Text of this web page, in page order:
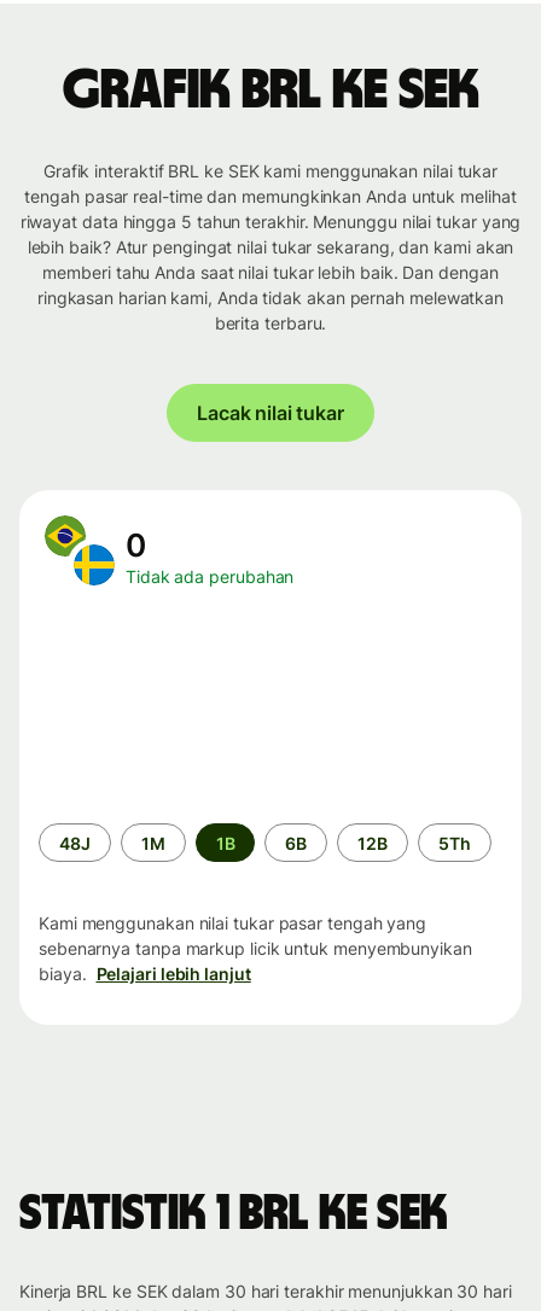
Grafik BRL ke SEK
Grafik interaktif BRL ke SEK kami menggunakan nilai tukar
tengah pasar real-time dan memungkinkan Anda untuk melihat
riwayat data hingga 5 tahun terakhir. Menunggu nilai tukar yang
lebih baik? Atur pengingat nilai tukar sekarang, dan kami akan
memberi tahu Anda saat nilai tukar lebih baik. Dan dengan
ringkasan harian kami, Anda tidak akan pernah melewatkan
berita terbaru.
Lacak nilai tukar
0
Tidak ada perubahan
Periode
waktu
48J 1M 1B 6B 12B 5Th
Kami menggunakan nilai tukar pasar tengah yang
sebenarnya tanpa markup licik untuk menyembunyikan
biaya. Pelajari lebih lanjut
Statistik 1 BRL ke SEK
Kinerja BRL ke SEK dalam 30 hari terakhir menunjukkan 30 hari